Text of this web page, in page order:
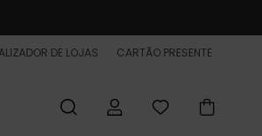
DE LOJAS CARTÃO PRESENTE